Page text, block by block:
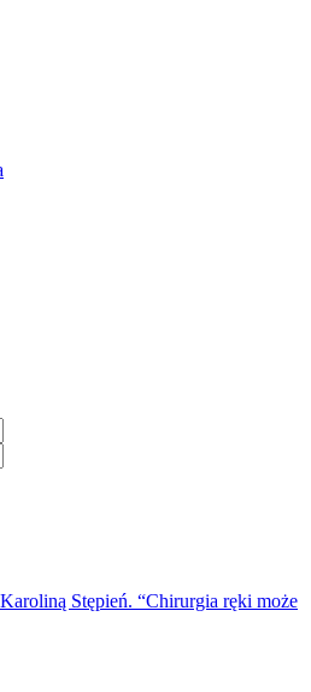
Stępień. “Chirurgia ręki może